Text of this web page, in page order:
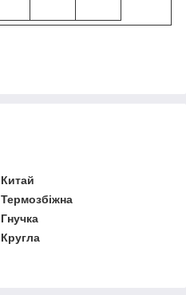
Китай
Термозбіжна
Гнучка
Кругла